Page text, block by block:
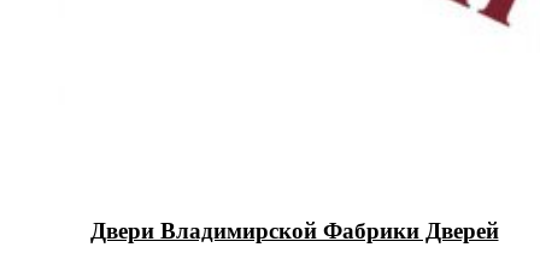
Двери Владимирской Фабрики Дверей